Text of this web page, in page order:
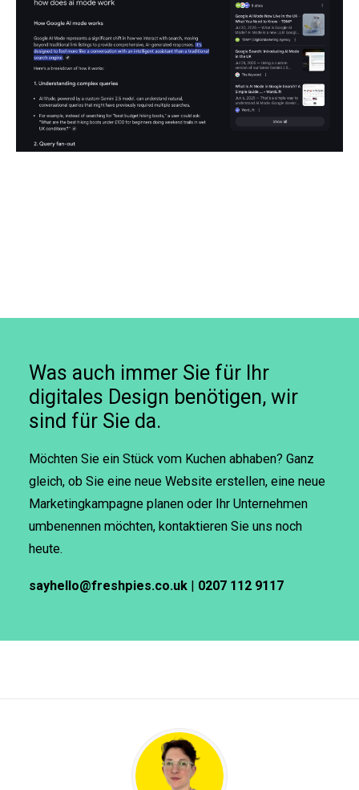
Was auch immer Sie für Ihr
digitales Design benötigen, wir
sind für Sie da.
Möchten Sie ein Stück vom Kuchen abhaben? Ganz
gleich, ob Sie eine neue Website erstellen, eine neue
Marketingkampagne planen oder Ihr Unternehmen
umbenennen möchten, kontaktieren Sie uns noch
heute.
sayhello@freshpies.co.uk | 0207 112 9117